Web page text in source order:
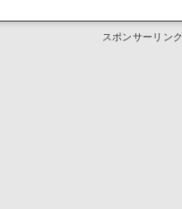
スポンサーリンク